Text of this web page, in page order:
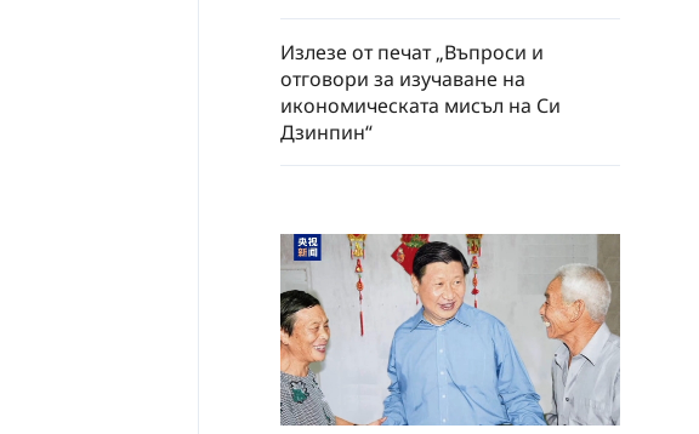
Излезе от печат „Въпроси и
отговори за изучаване на
икономическата мисъл на Си
Дзинпин“